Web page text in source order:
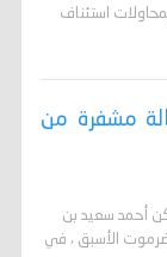
استئناف
مشفرة من
أحمد سعيد بن
الأسبق ، في